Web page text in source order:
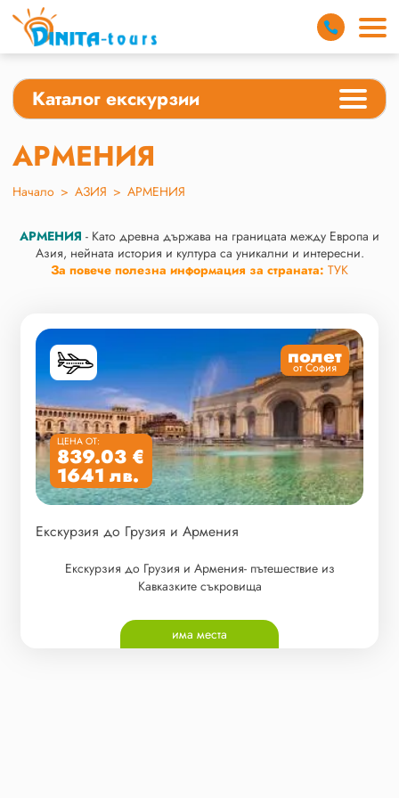
Каталог екскурзии
АРМЕНИЯ
Начало > АЗИЯ > АРМЕНИЯ
АРМЕНИЯ - Като древна държава на границата между Европа и
Азия, нейната история и култура са уникални и интересни.
За повече полезна информация за страната: ТУК
полет
от София
ЦЕНА ОТ:
839.03 €
1641 лв.
Екскурзия до Грузия и Армения
Екскурзия до Грузия и Армения- пътешествие из
Кавказките съкровища
има места